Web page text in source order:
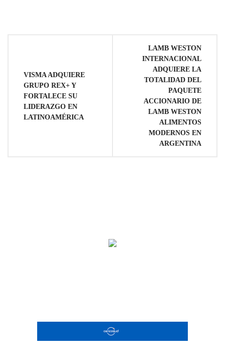
entradas
VISMA ADQUIERE
GRUPO REX+ Y
FORTALECE SU
LIDERAZGO EN
LATINOAMÉRICA
LAMB WESTON
INTERNACIONAL
ADQUIERE LA
TOTALIDAD DEL
PAQUETE
ACCIONARIO DE
LAMB WESTON
ALIMENTOS
MODERNOS EN
ARGENTINA